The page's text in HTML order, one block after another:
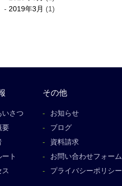
2019年3月 (1)
いさつ
要
ート
ス
その他
お知らせ
ブログ
資料請求
お問い合わせフォーム
プライバシーポリシー